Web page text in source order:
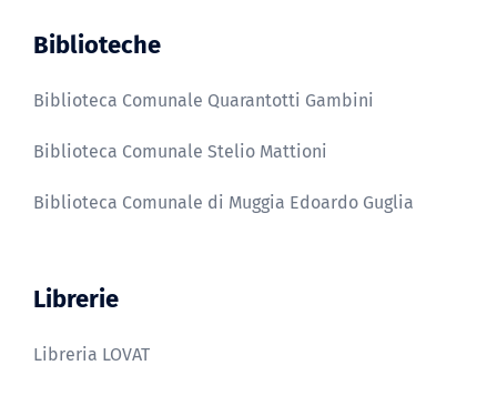
Biblioteche
Biblioteca Comunale Quarantotti Gambini
Biblioteca Comunale Stelio Mattioni
Biblioteca Comunale di Muggia Edoardo Guglia
Librerie
Libreria LOVAT